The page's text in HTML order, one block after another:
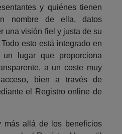
y quiénes tienen
nombre de ella, datos
una visión fiel y justa de su
esto está integrado en
lugar que proporciona
a un coste muy
bien a través de
el Registro online de
más allá de los beneficios